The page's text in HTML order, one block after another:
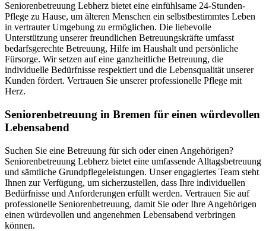
Seniorenbetreuung Lebherz bietet eine einfühlsame 24-Stunden-
Pflege zu Hause, um älteren Menschen ein selbstbestimmtes Leben
in vertrauter Umgebung zu ermöglichen. Die liebevolle
Unterstützung unserer freundlichen Betreuungskräfte umfasst
bedarfsgerechte Betreuung, Hilfe im Haushalt und persönliche
Fürsorge. Wir setzen auf eine ganzheitliche Betreuung, die
individuelle Bedürfnisse respektiert und die Lebensqualität unserer
Kunden fördert. Vertrauen Sie unserer professionelle Pflege mit
Herz.
Senioren­betreuung in Bremen für einen würdevollen
Lebensabend
Suchen Sie eine Betreuung für sich oder einen Angehörigen?
Seniorenbetreuung Lebherz bietet eine umfassende Alltagsbetreuung
und sämtliche Grundpflegeleistungen. Unser engagiertes Team steht
Ihnen zur Verfügung, um sicherzustellen, dass Ihre individuellen
Bedürfnisse und Anforderungen erfüllt werden. Vertrauen Sie auf
professionelle Seniorenbetreuung, damit Sie oder Ihre Angehörigen
einen würdevollen und angenehmen Lebensabend verbringen
können.